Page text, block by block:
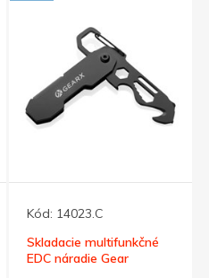
Kód: 14023.C
Skladacie multifunkčné
EDC náradie Gear